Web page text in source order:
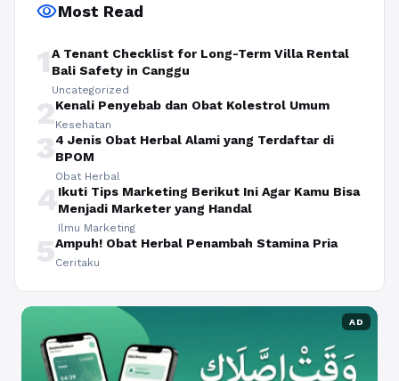
visibilityMost Read
1A Tenant Checklist for Long-Term Villa Rental
Bali Safety in Canggu
Uncategorized
2Kenali Penyebab dan Obat Kolestrol Umum
Kesehatan
34 Jenis Obat Herbal Alami yang Terdaftar di
BPOM
Obat Herbal
4Ikuti Tips Marketing Berikut Ini Agar Kamu Bisa
Menjadi Marketer yang Handal
Ilmu Marketing
5Ampuh! Obat Herbal Penambah Stamina Pria
Ceritaku
AD